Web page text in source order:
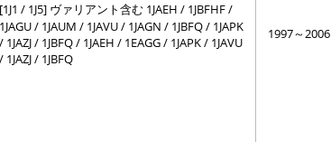
[1J1 / 1J5] ヴァリアント含む 1JAEH / 1JBFHF /
1JAGU / 1JAUM / 1JAVU / 1JAGN / 1JBFQ / 1JAPK
/ 1JAZJ / 1JBFQ / 1JAEH / 1EAGG / 1JAPK / 1JAVU
/ 1JAZJ / 1JBFQ
1997～2006